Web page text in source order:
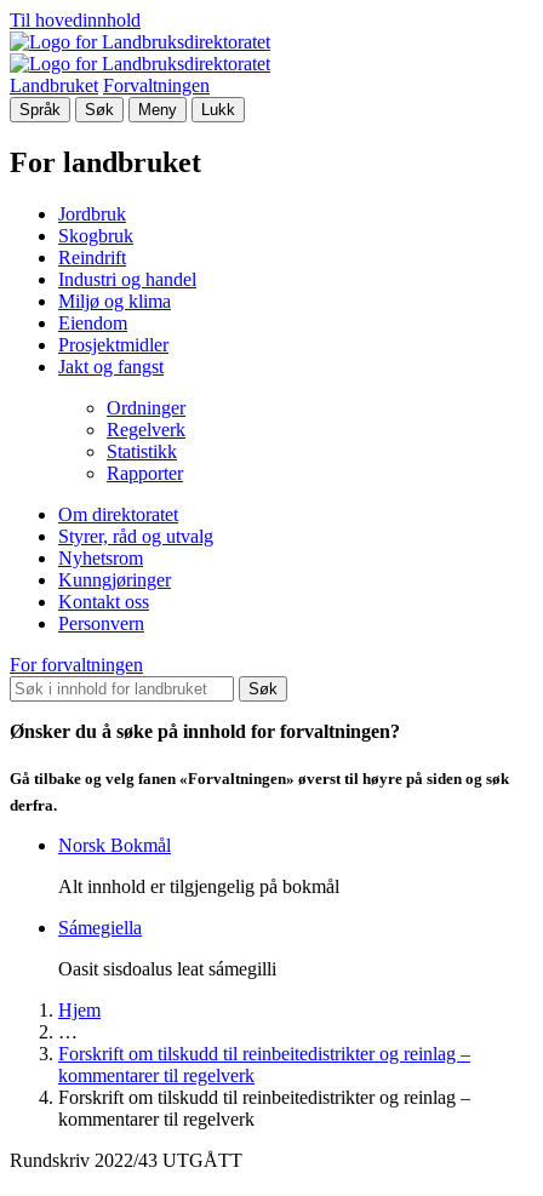
Til hovedinnhold
Landbruket Forvaltningen
Språk Søk Meny Lukk
For landbruket
Jordbruk
Skogbruk
Reindrift
Industri og handel
Miljø og klima
Eiendom
Prosjektmidler
Jakt og fangst
Ordninger
Regelverk
Statistikk
Rapporter
Om direktoratet
Styrer, råd og utvalg
Nyhetsrom
Kunngjøringer
Kontakt oss
Personvern
For forvaltningen
Søk
Ønsker du å søke på innhold for forvaltningen?
Gå tilbake og velg fanen «Forvaltningen» øverst til høyre på siden og søk
derfra.
Norsk Bokmål
Alt innhold er tilgjengelig på bokmål
Sámegiella
Oasit sisdoalus leat sámegilli
Hjem
…
Forskrift om tilskudd til reinbeitedistrikter og reinlag –
kommentarer til regelverk
Forskrift om tilskudd til reinbeitedistrikter og reinlag –
kommentarer til regelverk
Rundskriv 2022/43 UTGÅTT